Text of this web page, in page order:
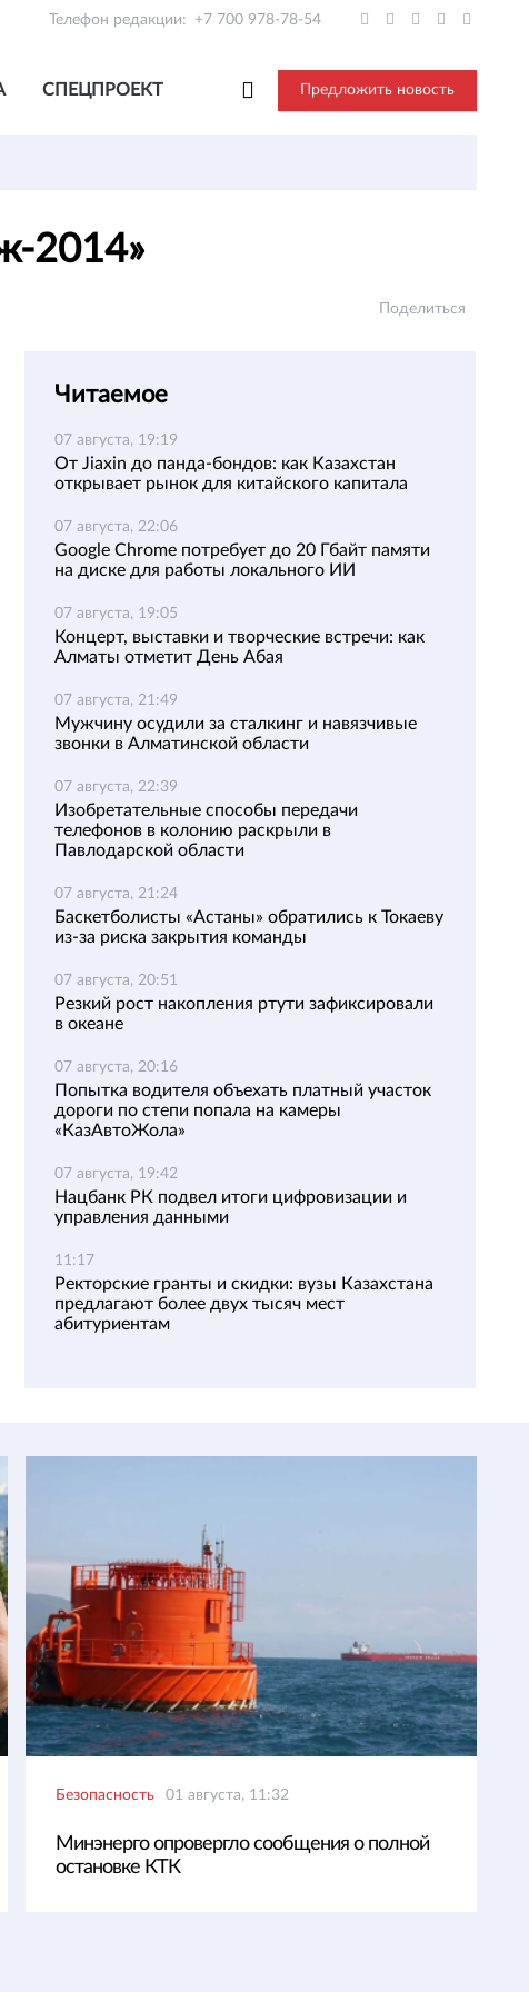
Телефон редакции: +7 700 978-78-54
СПЕЦПРОЕКТ Предложить новость
2014»
Поделиться
Читаемое
07 августа, 19:19
От Jiaxin до панда-бондов: как Казахстан
открывает рынок для китайского капитала
07 августа, 22:06
Google Chrome потребует до 20 Гбайт памяти
на диске для работы локального ИИ
07 августа, 19:05
Концерт, выставки и творческие встречи: как
Алматы отметит День Абая
07 августа, 21:49
Мужчину осудили за сталкинг и навязчивые
звонки в Алматинской области
07 августа, 22:39
Изобретательные способы передачи
телефонов в колонию раскрыли в
Павлодарской области
07 августа, 21:24
Баскетболисты «Астаны» обратились к Токаеву
из-за риска закрытия команды
07 августа, 20:51
Резкий рост накопления ртути зафиксировали
в океане
07 августа, 20:16
Попытка водителя объехать платный участок
дороги по степи попала на камеры
«КазАвтоЖола»
07 августа, 19:42
Нацбанк РК подвел итоги цифровизации и
управления данными
11:17
Ректорские гранты и скидки: вузы Казахстана
предлагают более двух тысяч мест
абитуриентам
Безопасность 01 августа, 11:32
Минэнерго опровергло сообщения о полной
остановке КТК